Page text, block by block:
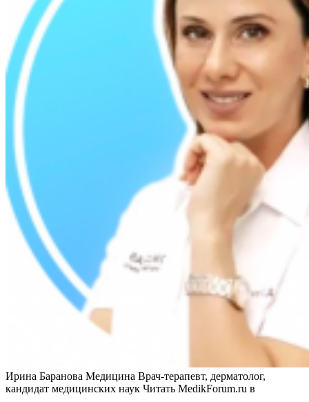
Ирина Баранова Медицина Врач-терапевт, дерматолог,
кандидат медицинских наук Читать MedikForum.ru в